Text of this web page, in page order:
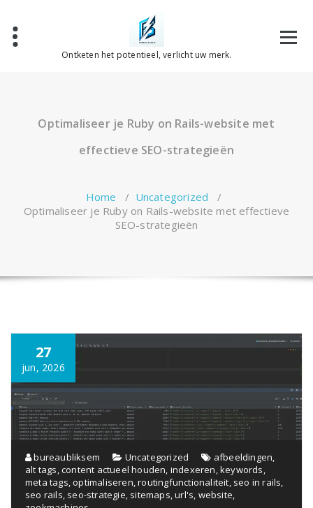
inhoud
Ontketen het potentieel, verlicht uw merk.
Optimaliseer je Ruby on Rails-website met
effectieve SEO-strategieën
Home / Uncategorized /
Optimaliseer je Ruby on Rails-website met effectieve
SEO-strategieën
27
jun, 2026
bureaubliksem Uncategorized afbeeldingen,
alt tags,content actueel houden, indexeren,keywords,
meta tags,optimaliseren,routingfunctionaliteit, seo in rails,
seo rails, seo-strategie, sitemaps,url's, website,